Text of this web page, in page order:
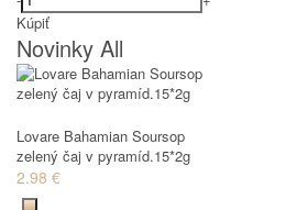
Kúpiť
Novinky All
Lovare Bahamian Soursop
zelený čaj v pyramíd.15*2g
2.98 €